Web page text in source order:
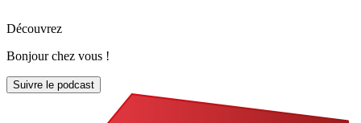
Découvrez
Bonjour chez vous !
Suivre le podcast